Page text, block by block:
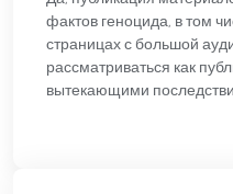
фактов геноцида, в том
страницах с большой
рассматриваться как
вытекающими